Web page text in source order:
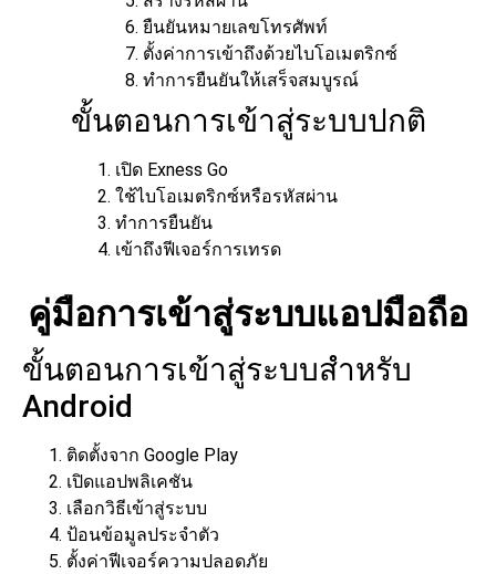
ยืนยันหมายเลขโทรศัพท์
ตั้งค่าการเข้าถึงด้วยไบโอเมตริกซ์
ทำการยืนยันให้เสร็จสมบูรณ์
ขั้นตอนการเข้าสู่ระบบปกติ
เปิด Exness Go
ใช้ไบโอเมตริกซ์หรือรหัสผ่าน
ทำการยืนยัน
เข้าถึงฟีเจอร์การเทรด
คู่มือการเข้าสู่ระบบแอปมือถือ
ขั้นตอนการเข้าสู่ระบบสำหรับ
Android
ติดตั้งจาก Google Play
เปิดแอปพลิเคชัน
เลือกวิธีเข้าสู่ระบบ
ป้อนข้อมูลประจำตัว
ตั้งค่าฟีเจอร์ความปลอดภัย